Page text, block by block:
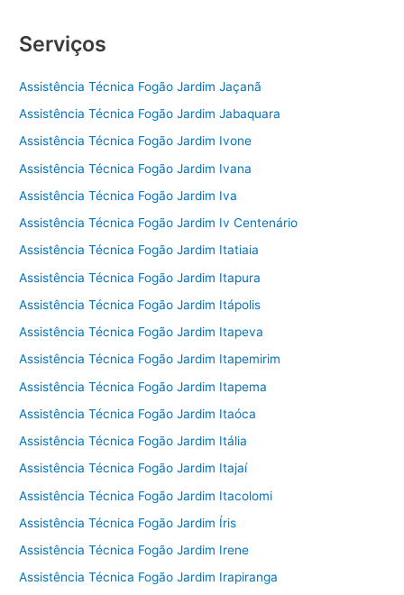
Serviços
Assistência Técnica Fogão Jardim Jaçanã
Assistência Técnica Fogão Jardim Jabaquara
Assistência Técnica Fogão Jardim Ivone
Assistência Técnica Fogão Jardim Ivana
Assistência Técnica Fogão Jardim Iva
Assistência Técnica Fogão Jardim Iv Centenário
Assistência Técnica Fogão Jardim Itatiaia
Assistência Técnica Fogão Jardim Itapura
Assistência Técnica Fogão Jardim Itápolis
Assistência Técnica Fogão Jardim Itapeva
Assistência Técnica Fogão Jardim Itapemirim
Assistência Técnica Fogão Jardim Itapema
Assistência Técnica Fogão Jardim Itaóca
Assistência Técnica Fogão Jardim Itália
Assistência Técnica Fogão Jardim Itajaí
Assistência Técnica Fogão Jardim Itacolomi
Assistência Técnica Fogão Jardim Íris
Assistência Técnica Fogão Jardim Irene
Assistência Técnica Fogão Jardim Irapiranga